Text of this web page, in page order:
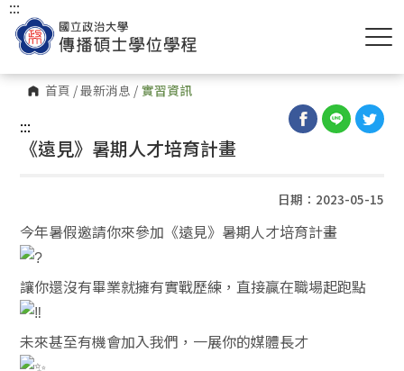
首頁 /最新消息 / 實習資訊
:::
:::
《遠見》暑期人才培育計畫
日期：2023-05-15
今年暑假邀請你來參加《遠見》暑期人才培育計畫
讓你還沒有畢業就擁有實戰歷練，直接贏在職場起跑點
未來甚至有機會加入我們，一展你的媒體長才